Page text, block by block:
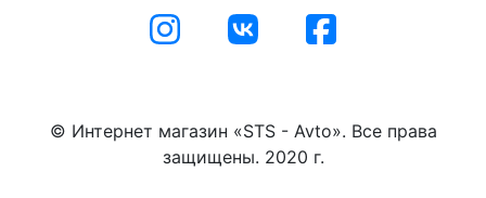
© Интернет магазин «STS - Avto». Все права
защищены. 2020 г.